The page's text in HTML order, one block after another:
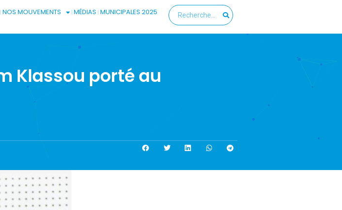
NOS MOUVEMENTS MÉDIAS MUNICIPALES 2025
Klassou porté au